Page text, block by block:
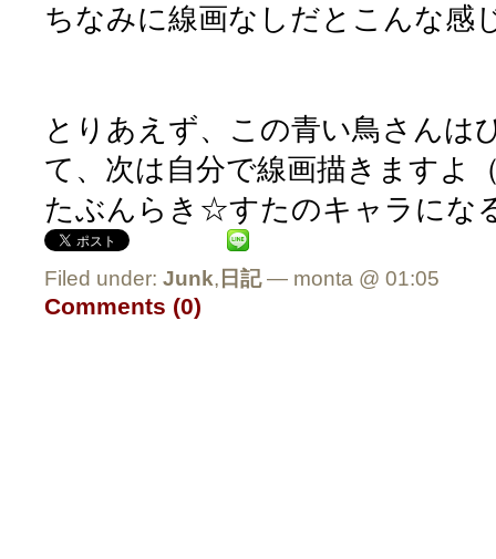
ちなみに線画なしだとこんな感
とりあえず、この青い鳥さんは
て、次は自分で線画描きますよ
たぶんらき☆すたのキャラにな
Filed under: Junk, 日記— monta @ 01:05
Comments (0)